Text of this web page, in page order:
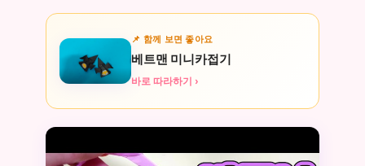
📌 함께 보면 좋아요
베트맨 미니카접기
바로 따라하기 ›